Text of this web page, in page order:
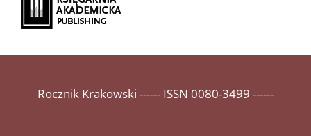
Rocznik Krakowski ------ ISSN 0080-3499 ------